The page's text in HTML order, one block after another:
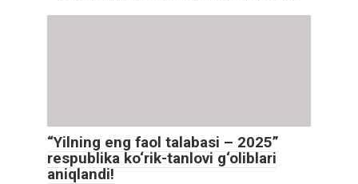
“Yilning eng faol talabasi – 2025”
respublika ko‘rik-tanlovi g‘oliblari
aniqlandi!